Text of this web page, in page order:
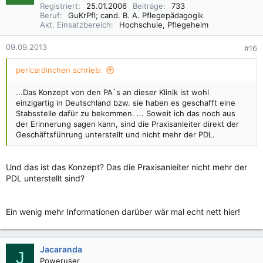
Registriert 25.01.2006 Beiträge
733
Beruf
GuKrPfl; cand. B. A. Pflegepädagogik
Akt. Einsatzbereich
Hochschule, Pflegeheim
09.09.2013 #16
pericardinchen schrieb:
...Das Konzept von den PA`s an dieser Klinik ist wohl
einzigartig in Deutschland bzw. sie haben es geschafft eine
Stabsstelle dafür zu bekommen. ... Soweit ich das noch aus
der Erinnerung sagen kann, sind die Praxisanleiter direkt der
Geschäftsführung unterstellt und nicht mehr der PDL.
Und das ist das Konzept? Das die Praxisanleiter nicht mehr der
PDL unterstellt sind?
Ein wenig mehr Informationen darüber wär mal echt nett hier!
J Jacaranda
Poweruser